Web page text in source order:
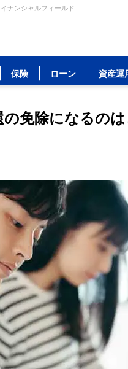
ナンシャルフィールド
保険 ローン 資産運
免除になるのは